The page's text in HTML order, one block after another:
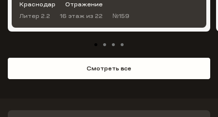
Краснодар
Отражение
Литер 2.2
16 этаж из 22 №159
Смотреть все